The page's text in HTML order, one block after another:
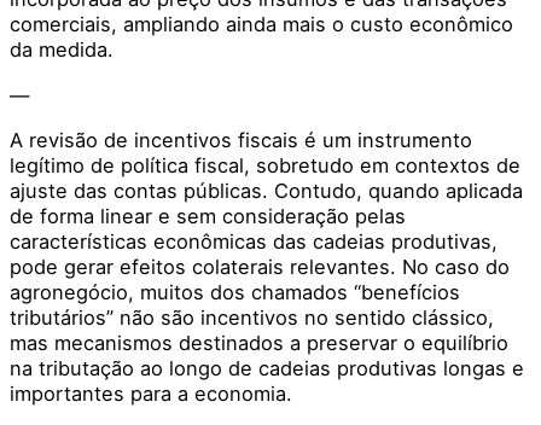
comerciais, ampliando ainda mais o custo econômico
da medida.
—
A revisão de incentivos fiscais é um instrumento
legítimo de política fiscal, sobretudo em contextos de
ajuste das contas públicas. Contudo, quando aplicada
de forma linear e sem consideração pelas
características econômicas das cadeias produtivas,
pode gerar efeitos colaterais relevantes. No caso do
agronegócio, muitos dos chamados “benefícios
tributários” não são incentivos no sentido clássico,
mas mecanismos destinados a preservar o equilíbrio
na tributação ao longo de cadeias produtivas longas e
importantes para a economia.